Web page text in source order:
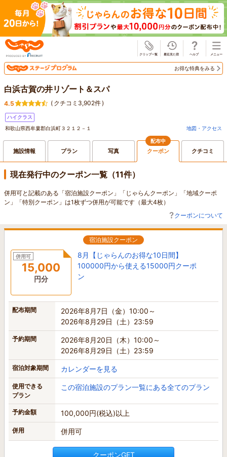
お得な特典をみる
白浜古賀の井リゾート＆スパ
4.5 ( クチコミ3,902件)
ハイクラス
和歌山県西牟婁郡白浜町３２１２－１
地図・アクセス
施設情報 プラン 写真
配布中
クーポン クチコミ
現在発行中のクーポン一覧（11件）
併用可と記載のある「宿泊施設クーポン」「じゃらんクーポン」「地域クーポ
ン」「特別クーポン」は1枚ずつ併用が可能です（最大4枚）
クーポンについて
宿泊施設クーポン
併用可
15,000
円分
8月【じゃらんのお得な10日間】
100000円から使える15000円クーポ
ン
配布期間
2026年8月7日（金）10:00～
2026年8月29日（土）23:59
予約期間
2026年8月20日（木）10:00～
2026年8月29日（土）23:59
宿泊対象期間 カレンダーを見る
使用できる
プラン
この宿泊施設のプラン一覧にある全てのプラン
予約金額 100,000円(税込)以上
併用 併用可
クーポンGET